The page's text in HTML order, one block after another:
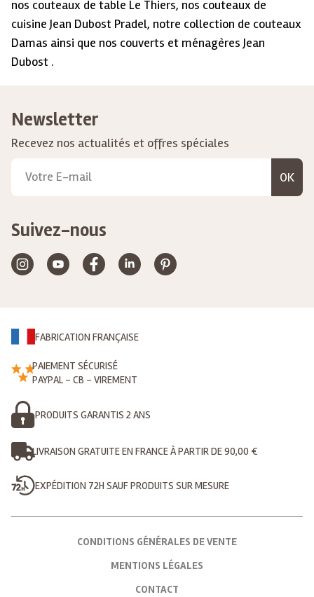
nos couteaux de table Le Thiers, nos couteaux de
cuisine Jean Dubost Pradel, notre collection de couteaux
Damas ainsi que nos couverts et ménagères Jean
Dubost .
Newsletter
Recevez nos actualités et offres spéciales
OK
Suivez-nous
FABRICATION FRANÇAISE
PAIEMENT SÉCURISÉ
PAYPAL - CB - VIREMENT
PRODUITS GARANTIS 2 ANS
LIVRAISON GRATUITE EN FRANCE À PARTIR DE 90,00 €
EXPÉDITION 72H SAUF PRODUITS SUR MESURE
CONDITIONS GÉNÉRALES DE VENTE
MENTIONS LÉGALES
CONTACT